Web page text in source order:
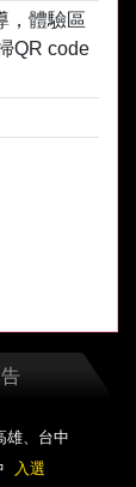
雄、台中
入選
，體驗區
QR code